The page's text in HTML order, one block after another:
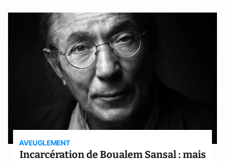
AVEUGLEMENT
Incarcération de Boualem Sansal : mais